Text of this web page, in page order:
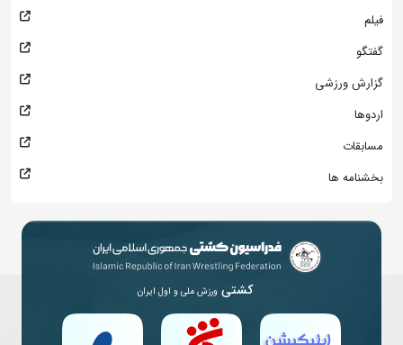
فیلم
گفتگو
گزارش ورزشی
اردوها
مسابقات
بخشنامه ها
کشتی ورزش ملی و اول ایران